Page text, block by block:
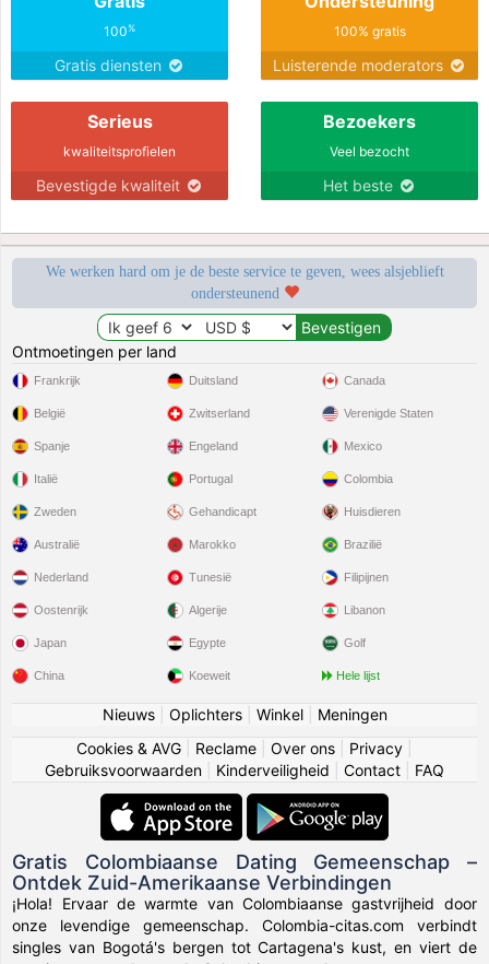
100%
Gratis diensten
100% gratis
Luisterende moderators
Serieus
kwaliteitsprofielen
Bevestigde kwaliteit
Bezoekers
Veel bezocht
Het beste
We werken hard om je de beste service te geven, wees alsjeblieft
ondersteunend
Ontmoetingen per land
Frankrijk
België
Spanje
Italië
Zweden
Duitsland
Zwitserland
Engeland
Portugal
Gehandicapt
Canada
Verenigde Staten
Mexico
Colombia
Huisdieren
Australië
Nederland
Oostenrijk
Japan
China
Marokko
Tunesië
Algerije
Egypte
Koeweit
Brazilië
Filipijnen
Libanon
Golf
Hele lijst
Nieuws| Oplichters| Winkel| Meningen
Cookies & AVG
Reclame Over ons Privacy
Gebruiksvoorwaarden
Kinderveiligheid Contact FAQ
Gratis Colombiaanse Dating Gemeenschap –
Ontdek Zuid-Amerikaanse Verbindingen
¡Hola! Ervaar de warmte van Colombiaanse gastvrijheid door
onze levendige gemeenschap. Colombia-citas.com verbindt
singles van Bogotá's bergen tot Cartagena's kust, en viert de